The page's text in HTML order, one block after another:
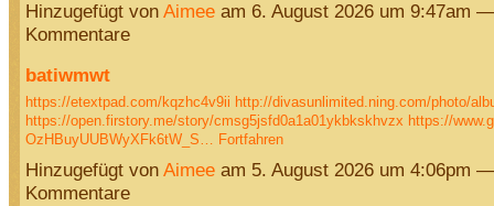
Hinzugefügt von Aimeeam 6. August 2026 um 9:47am
Kommentare
batiwmwt
https://etextpad.com/kqzhc4v9ii http://divasunlimited.ning.com/photo/
https://open.firstory.me/story/cmsg5jsfd0a1a01ykbkskhvzx https://
OzHBuyUUBWyXFk6tW_S… Fortfahren
Hinzugefügt von Aimeeam 5. August 2026 um 4:06pm
Kommentare